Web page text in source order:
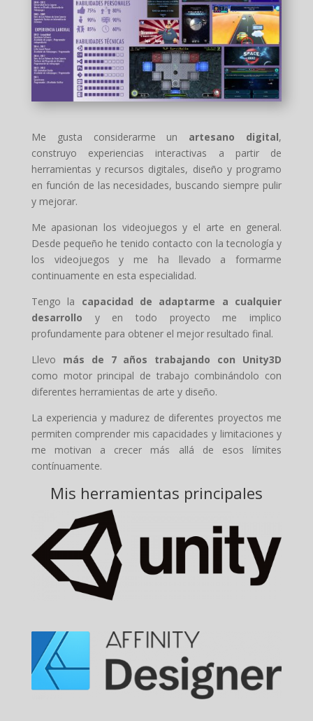
Me gusta considerarme un artesano digital,
construyo experiencias interactivas a partir de
herramientas y recursos digitales, diseño y programo
en función de las necesidades, buscando siempre pulir
y mejorar.
Me apasionan los videojuegos y el arte en general.
Desde pequeño he tenido contacto con la tecnología y
los videojuegos y me ha llevado a formarme
continuamente en esta especialidad.
Tengo la capacidad de adaptarme a cualquier
desarrollo y en todo proyecto me implico
profundamente para obtener el mejor resultado final.
Llevo más de 7 años trabajando con Unity3D
como motor principal de trabajo combinándolo con
diferentes herramientas de arte y diseño.
La experiencia y madurez de diferentes proyectos me
permiten comprender mis capacidades y limitaciones y
me motivan a crecer más allá de esos límites
contínuamente.
Mis herramientas principales